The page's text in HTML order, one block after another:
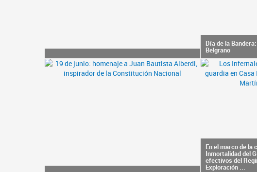
Día de la
Belgrano
En el marco de la
Inmortalidad del
efectivos del
Exploración ...